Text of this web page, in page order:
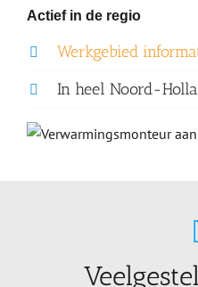
Actief in de regio
Werkgebied
In heel Noord-